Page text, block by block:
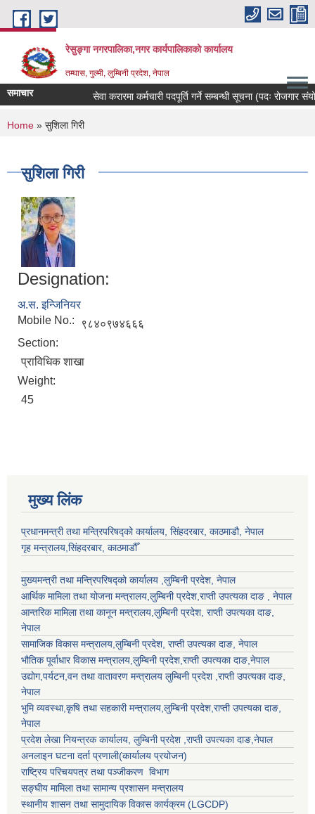
Skip to main content
रेसुङ्गा नगरपालिका,नगर कार्यपालिकाको कार्यालय
तम्घास, गुल्मी, लुम्बिनी प्रदेश, नेपाल
समाचार सेवा करारमा कर्मचारी पदपूर्ति गर्ने सम्बन्धी सूचना (पदः रोजगार
You are here
Home » सुशिला गिरी
सुशिला गिरी
Designation:
अ.स. इन्जिनियर
Mobile No.:
९८४०९७४६६६
Section:
प्राविधिक शाखा
Weight:
45
मुख्य लिंक
प्रधानमन्त्री तथा मन्त्रिपरिषद्को कार्यालय, सिंहदरबार, काठमाडौ, नेपाल
गृह मन्त्रालय,सिंहदरबार, काठमाडौँ
मुख्यमन्त्री तथा मन्त्रिपरिषद्को कार्यालय ,लुम्बिनी प्रदेश, नेपाल
आर्थिक मामिला तथा योजना मन्त्रालय,लुम्बिनी प्रदेश,राप्ती उपत्यका दाङ , नेपाल
आन्तरिक मामिला तथा कानून मन्त्रालय,लुम्बिनी प्रदेश, राप्ती उपत्यका दाङ,
नेपाल
सामाजिक विकास मन्त्रालय,लुम्बिनी प्रदेश, राप्ती उपत्यका दाङ, नेपाल
भौतिक पूर्वाधार विकास मन्त्रालय,लुम्बिनी प्रदेश,राप्ती उपत्यका दाङ,नेपाल
उद्याेग,पर्यटन,वन तथा वातावरण मन्त्रालय लुम्बिनी प्रदेश ,राप्ती उपत्यका दाङ,
नेपाल
भुमि व्यवस्था,कृषि तथा सहकारी मन्त्रालय,लुम्बिनी प्रदेश,राप्ती उपत्यका दाङ,
नेपाल
प्रदेश लेखा नियन्त्रक कार्यालय, लुम्बिनी प्रदेश ,राप्ती उपत्यका दाङ,नेपाल
अनलाइन घटना दर्ता प्रणाली(कार्यालय प्रयोजन)
राष्ट्रिय परिचयपत्र तथा पञ्जीकरण विभाग
सङ्घीय मामिला तथा सामान्य प्रशासन मन्त्रालय
स्थानीय शासन तथा सामुदायिक विकास कार्यक्रम (LGCDP)